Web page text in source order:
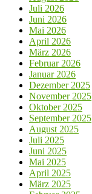
Juli 2026
Juni 2026
Mai 2026
April 2026
März 2026
Februar 2026
Januar 2026
Dezember 2025
November 2025
Oktober 2025
September 2025
August 2025
Juli 2025
Juni 2025
Mai 2025
April 2025
März 2025